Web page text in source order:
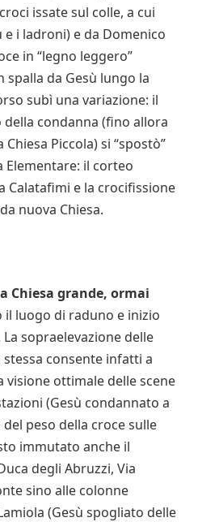
issate sul colle, a cui
i ladroni) e da Domenico
in “legno leggero”
da Gesù lungo la
subì una variazione: il
condanna (fino allora
Piccola) si “spostò”
Elementare: il corteo
Calatafimi e la crocifissione
nuova Chiesa.
Chiesa grande, ormai
il luogo di raduno e inizio
sopraelevazione delle
consente infatti a
ottimale delle scene
(Gesù condannato a
peso della croce sulle
immutato anche il
degli Abruzzi, Via
sino alle colonne
(Gesù spogliato delle